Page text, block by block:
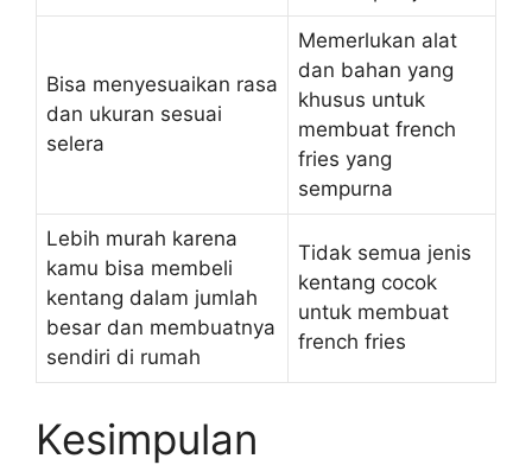
Bisa menyesuaikan rasa
dan ukuran sesuai
selera
Memerlukan alat
dan bahan yang
khusus untuk
membuat french
fries yang
sempurna
Lebih murah karena
kamu bisa membeli
kentang dalam jumlah
besar dan membuatnya
sendiri di rumah
Tidak semua jenis
kentang cocok
untuk membuat
french fries
Kesimpulan